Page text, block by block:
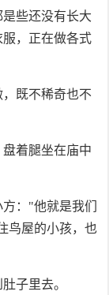
些还没有长大
，正在做各式
既不稀奇也不
着腿坐在庙中
："他就是我们
鸟屋的小孩，也
子里去。